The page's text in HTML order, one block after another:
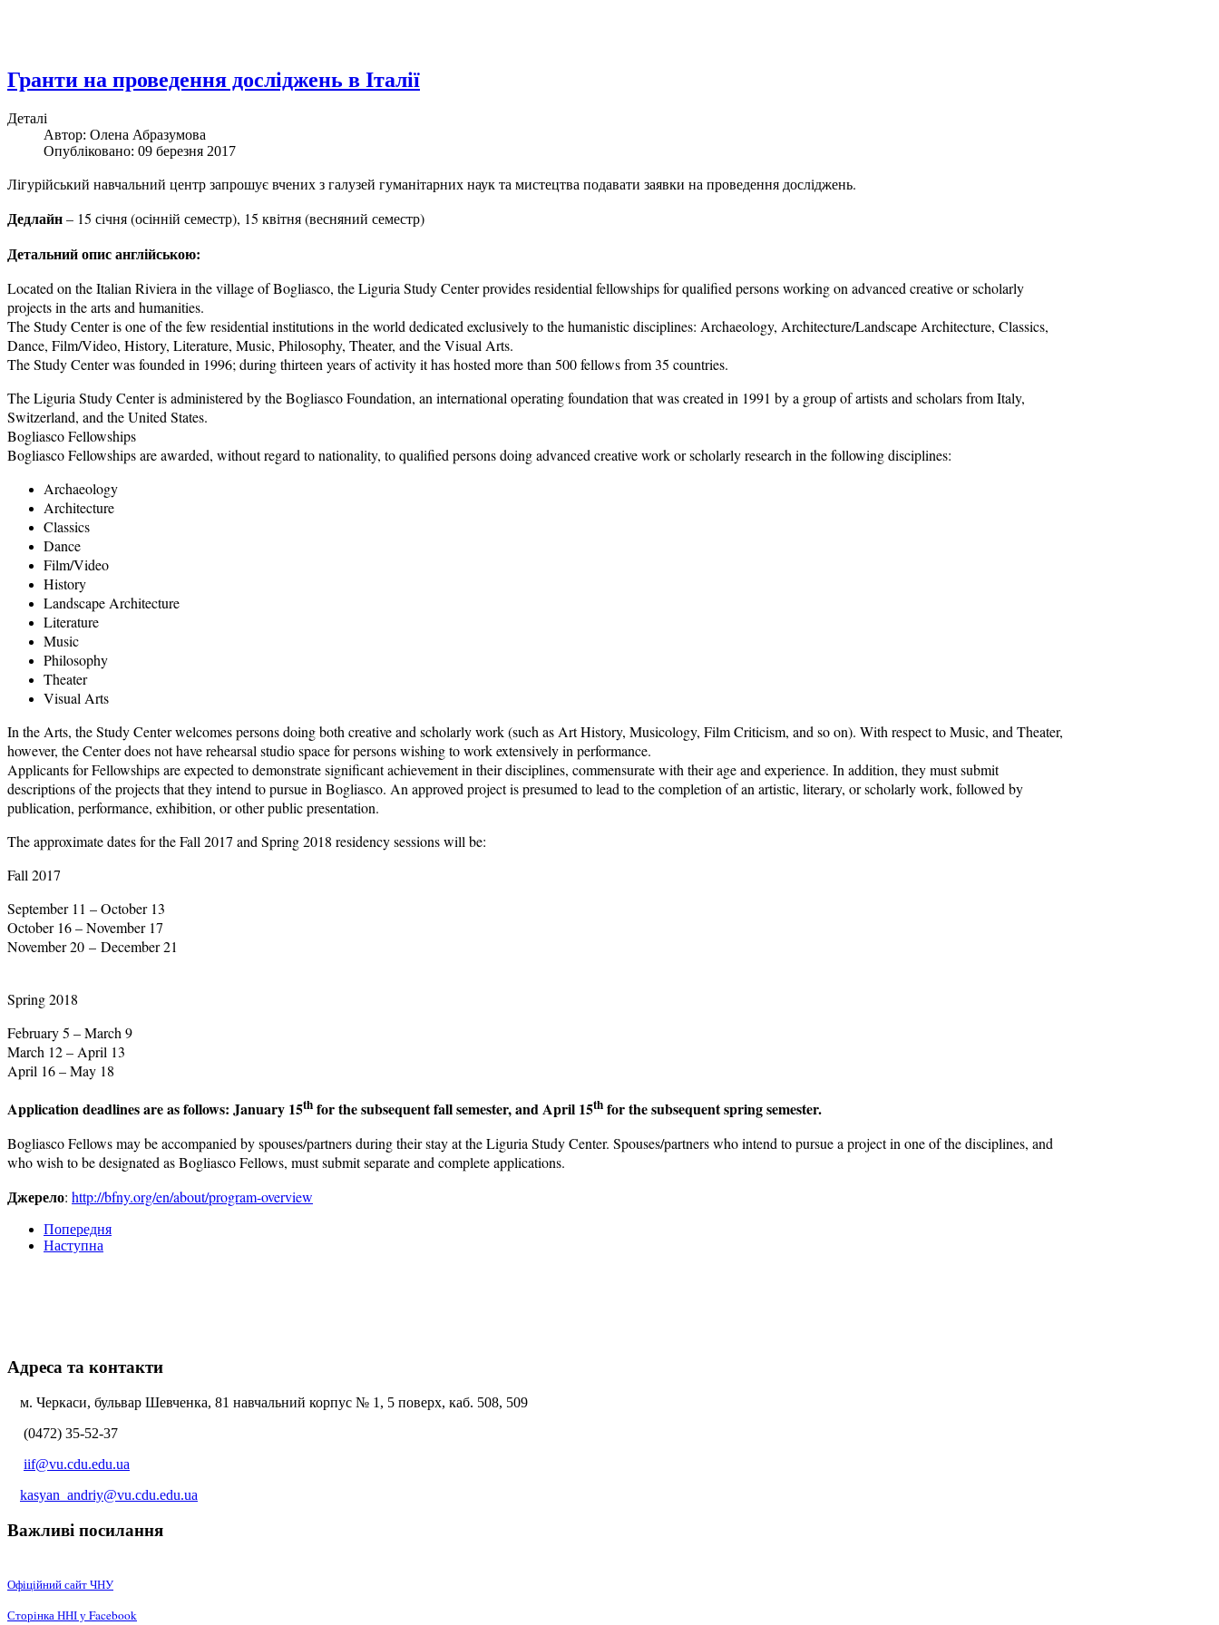
Гранти на проведення досліджень в Італії
Деталі
Автор: Олена Абразумова
Опубліковано: 09 березня 2017
Лігурійський навчальний центр запрошує вчених з галузей гуманітарних наук та мистецтва подавати заявки на проведення досліджень.
Дедлайн– 15 січня (осінній семестр), 15 квітня (весняний семестр)
Детальний опис англійською:
Located on the Italian Riviera in the village of Bogliasco, the Liguria Study Center provides residential fellowships for qualified persons working on advanced creative or scholarly
projects in the arts and humanities.
The Study Center is one of the few residential institutions in the world dedicated exclusively to the humanistic disciplines: Archaeology, Architecture/Landscape Architecture, Classics,
Dance, Film/Video, History, Literature, Music, Philosophy, Theater, and the Visual Arts.
The Study Center was founded in 1996; during thirteen years of activity it has hosted more than 500 fellows from 35 countries.
The Liguria Study Center is administered by the Bogliasco Foundation, an international operating foundation that was created in 1991 by a group of artists and scholars from Italy,
Switzerland, and the United States.
Bogliasco Fellowships
Bogliasco Fellowships are awarded, without regard to nationality, to qualified persons doing advanced creative work or scholarly research in the following disciplines:
Archaeology
Architecture
Classics
Dance
Film/Video
History
Landscape Architecture
Literature
Music
Philosophy
Theater
Visual Arts
In the Arts, the Study Center welcomes persons doing both creative and scholarly work (such as Art History, Musicology, Film Criticism, and so on). With respect to Music, and Theater,
however, the Center does not have rehearsal studio space for persons wishing to work extensively in performance.
Applicants for Fellowships are expected to demonstrate significant achievement in their disciplines, commensurate with their age and experience. In addition, they must submit
descriptions of the projects that they intend to pursue in Bogliasco. An approved project is presumed to lead to the completion of an artistic, literary, or scholarly work, followed by
publication, performance, exhibition, or other public presentation.
The approximate dates for the Fall 2017 and Spring 2018 residency sessions will be:
Fall 2017
September 11 – October 13
October 16 – November 17
November 20 – December 21
Spring 2018
February 5 – March 9
March 12 – April 13
April 16 – May 18
Application deadlines are as follows: January 15th for the subsequent fall semester, and April 15th for the subsequent spring semester.
Bogliasco Fellows may be accompanied by spouses/partners during their stay at the Liguria Study Center. Spouses/partners who intend to pursue a project in one of the disciplines, and
who wish to be designated as Bogliasco Fellows, must submit separate and complete applications.
Джерело: http://bfny.org/en/about/program-overview
Попередня
Наступна
Адреса та контакти
м. Черкаси, бульвар Шевченка, 81 навчальний корпус № 1, 5 поверх, каб. 508, 509
(0472) 35-52-37
iif@vu.cdu.edu.ua
kasyan_andriy@vu.cdu.edu.ua
Важливі посилання
Офіційний сайт ЧНУ
Сторінка ННІ у Facebook